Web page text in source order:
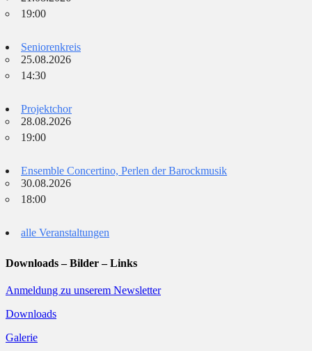
19:00
Seniorenkreis
25.08.2026
14:30
Projektchor
28.08.2026
19:00
Ensemble Concertino, Perlen der Barockmusik
30.08.2026
18:00
alle Veranstaltungen
Downloads – Bilder – Links
Anmeldung zu unserem Newsletter
Downloads
Galerie